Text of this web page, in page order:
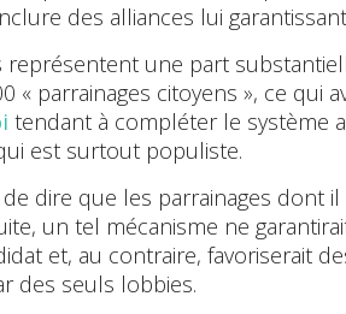
des alliances lui
représentent une part
« parrainages citoyens », ce qui
tendant à compléter le système
est surtout populiste.
de dire que les parrainages dont
un tel mécanisme ne
et, au contraire, favoriserait
des seuls lobbies.